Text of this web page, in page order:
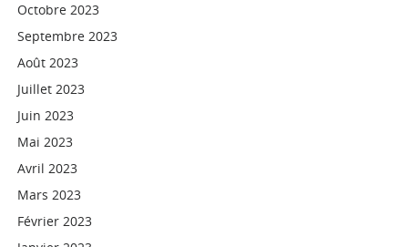
Octobre 2023
Septembre 2023
Août 2023
Juillet 2023
Juin 2023
Mai 2023
Avril 2023
Mars 2023
Février 2023